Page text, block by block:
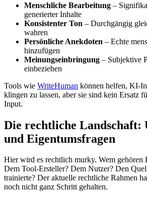
Menschliche Bearbeitung –
generierter Inhalte
Konsistenter Ton – Durchgängig
wahren
Persönliche Anekdoten – Echte
hinzufügen
Meinungseinbringung – Subjektive
einbeziehen
Tools wie WriteHuman können helfen, KI-
klingen zu lassen, aber sie sind kein Ersatz
Input.
Die rechtliche Landschaft:
und Eigentumsfragen
Hier wird es rechtlich murky. Wem gehören
Dem Tool-Ersteller? Dem Nutzer? Den
trainierte? Der aktuelle rechtliche Rahmen
noch nicht ganz Schritt gehalten.